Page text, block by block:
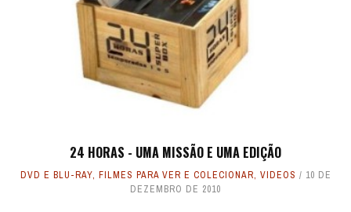
24 HORAS - UMA MISSÃO E UMA EDIÇÃO
DVD E BLU-RAY, FILMES PARA VER E COLECIONAR, VIDEOS
10 DE
DEZEMBRO DE 2010